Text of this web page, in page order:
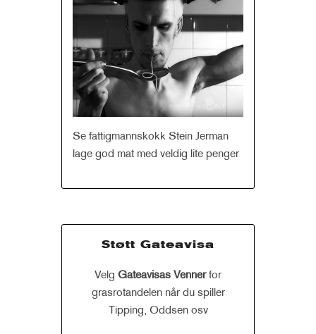
Se fattigmannskokk Stein Jerman
lage god mat med veldig lite penger
Støtt Gateavisa
Velg Gateavisas Vennerfor
grasrotandelen når du spiller
Tipping, Oddsen osv